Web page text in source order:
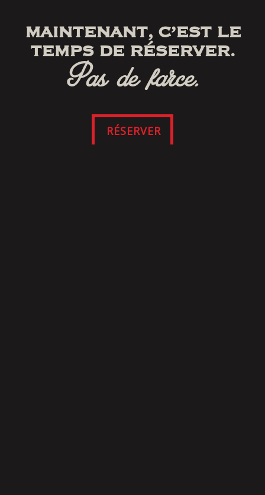
MAINTENANT, C’EST LE
TEMPS DE RÉSERVER.
Pas de farce.
RÉSERVER